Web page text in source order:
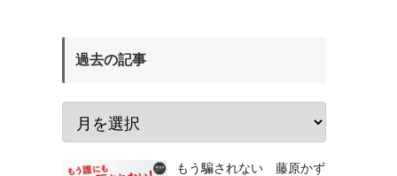
過去の記事
もう騙されない 藤原かず